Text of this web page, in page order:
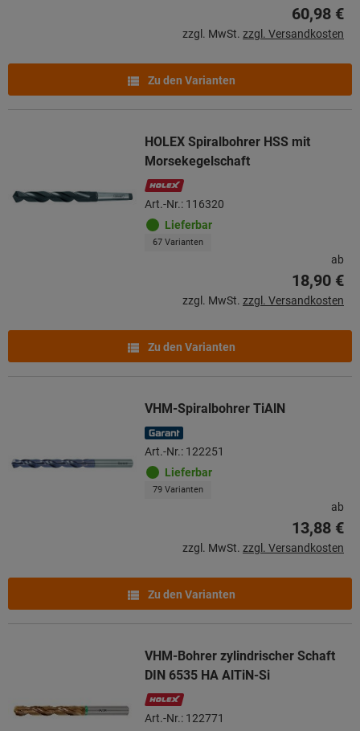
60,98 €
zzgl. MwSt. zzgl. Versandkosten
Zu den Varianten
HOLEX Spiralbohrer HSS mit
Morsekegelschaft
Art.-Nr.: 116320
Lieferbar
67 Varianten
ab
18,90 €
zzgl. MwSt. zzgl. Versandkosten
Zu den Varianten
VHM-Spiralbohrer TiAlN
Art.-Nr.: 122251
Lieferbar
79 Varianten
ab
13,88 €
zzgl. MwSt. zzgl. Versandkosten
Zu den Varianten
VHM-Bohrer zylindrischer Schaft
DIN 6535 HA AlTiN-Si
Art.-Nr.: 122771